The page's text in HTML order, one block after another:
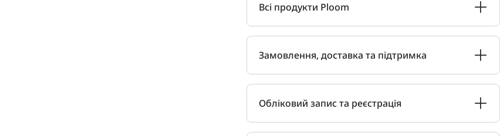
Всі продукти Ploom
Замовлення, доставка та підтримка
Обліковий запис та реєстрація